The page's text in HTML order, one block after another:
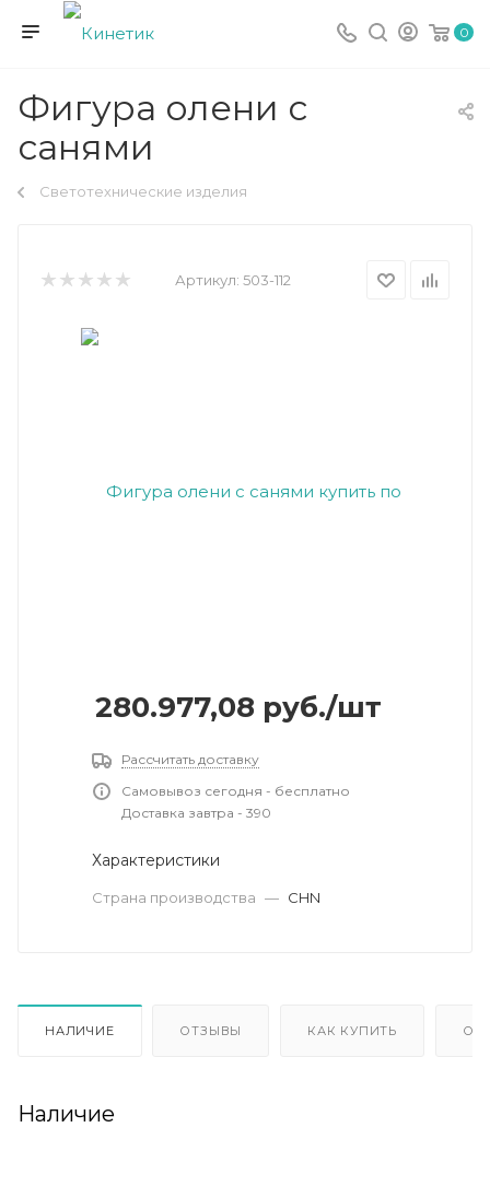
0
Фигура олени с
санями
Светотехнические изделия
Артикул: 503-112
280.977,08 руб./шт
Рассчитать доставку
Самовывоз сегодня - бесплатно
Доставка завтра - 390
Характеристики
Страна производства — CHN
НАЛИЧИЕ ОТЗЫВЫ КАК КУПИТЬ
Наличие